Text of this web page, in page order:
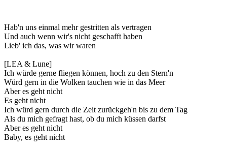
Hab'n uns einmal mehr gestritten als vertragen
Und auch wenn wir's nicht geschafft haben
Lieb' ich das, was wir waren
[LEA & Lune]
Ich würde gerne fliegen können, hoch zu den Stern'n
Würd gern in die Wolken tauchen wie in das Meer
Aber es geht nicht
Es geht nicht
Ich würd gern durch die Zeit zurückgeh'n bis zu dem Tag
Als du mich gefragt hast, ob du mich küssen darfst
Aber es geht nicht
Baby, es geht nicht